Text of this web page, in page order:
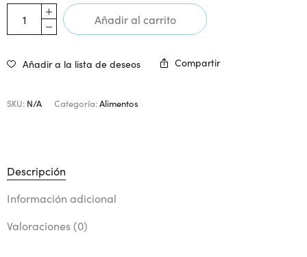
Añadir al carrito
Añadir a la lista de deseos Compartir
SKU: N/A Categoría:Alimentos
Descripción
Información adicional
Valoraciones (0)